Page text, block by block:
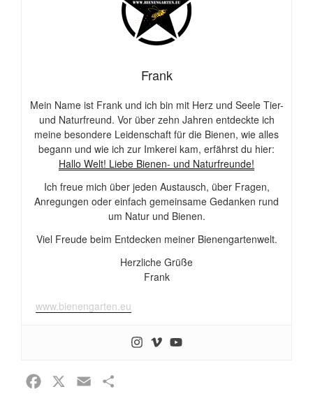
Frank
Mein Name ist Frank und ich bin mit Herz und Seele Tier-
und Naturfreund. Vor über zehn Jahren entdeckte ich
meine besondere Leidenschaft für die Bienen, wie alles
begann und wie ich zur Imkerei kam, erfährst du hier:
Hallo Welt! Liebe Bienen- und Naturfreunde!
Ich freue mich über jeden Austausch, über Fragen,
Anregungen oder einfach gemeinsame Gedanken rund
um Natur und Bienen.
Viel Freude beim Entdecken meiner Bienengartenwelt.
Herzliche Grüße
Frank
www.bienengarten.eu